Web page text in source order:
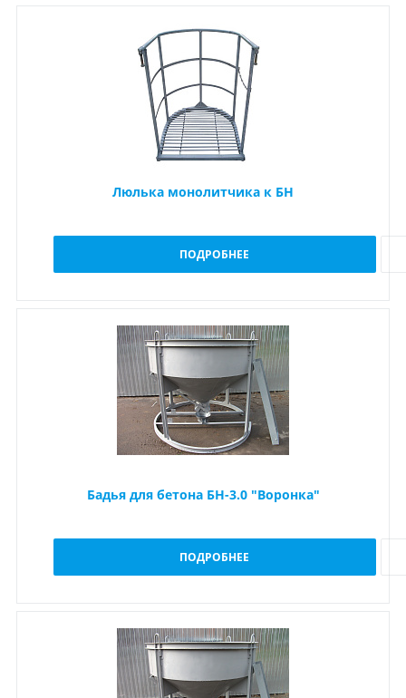
Люлька монолитчика к БН
ПОДРОБНЕЕ
Бадья для бетона БН-3.0 "Воронка"
ПОДРОБНЕЕ